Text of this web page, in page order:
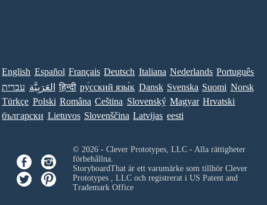
English Español Français Deutsch Italiana Nederlands Português
עברית العَرَبِيَّة हिन्दी ру́сский язы́к Dansk Svenska Suomi Norsk
Türkçe Polski Româna Ceština Slovenský Magyar Hrvatski
български Lietuvos Slovenščina Latvijas eesti
© 2026 - Clever Prototypes, LLC - Alla rättigheter
förbehållna.
StoryboardThat är ett varumärke som tillhör Clever
Prototypes , LLCoch registrerat i US Patent and
Trademark Office